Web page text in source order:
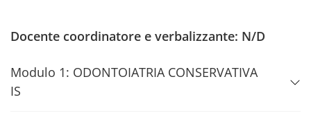
Docente coordinatore e verbalizzante: N/D
Modulo 1: ODONTOIATRIA CONSERVATIVA
IS